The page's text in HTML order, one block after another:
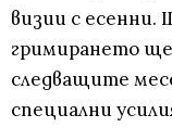
визии с есенни.
гримирането
следващите
специални